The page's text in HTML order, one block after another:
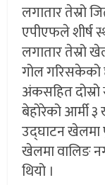
लगातार तेस्रो
एपीएफले शीर्ष
लगातार तेस्रो
गोल
अंकसहित दोस्रो
बेहोरेको आर्मी
उद्घाटन खेलमा
खेलमा वालिङ
थियो ।